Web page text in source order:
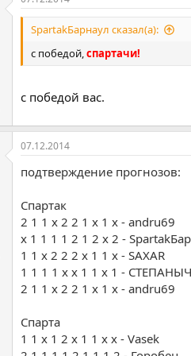
SpartakБарнаул сказал(а):
с победой,спартачи!
с победой вас.
07.12.2014
подтверждение прогнозов:
Спартак
2 1 1 х 2 2 1 х 1 х - andru69
х 1 1 1 1 2 1 2 х 2 -
1 1 x 2 2 2 x 1 1 x - SAXAR
1 1 1 1 х х 1 1 х 1 - СТЕПАНЫЧ
2 1 1 х 2 2 1 х 1 х - andru69
Спарта
1 1 x 1 2 x 1 1 x x - Vasek